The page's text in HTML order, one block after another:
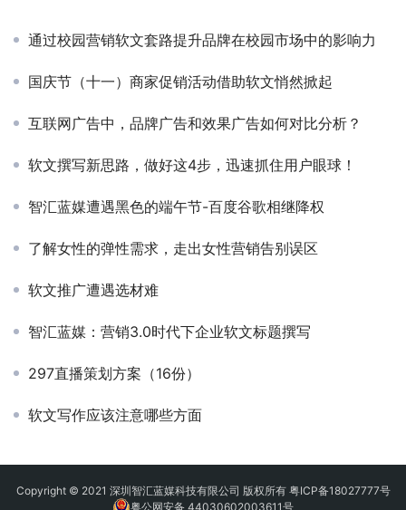
通过校园营销软文套路提升品牌在校园市场中的影响力
国庆节（十一）商家促销活动借助软文悄然掀起
互联网广告中，品牌广告和效果广告如何对比分析？
软文撰写新思路，做好这4步，迅速抓住用户眼球！
智汇蓝媒遭遇黑色的端午节-百度谷歌相继降权
了解女性的弹性需求，走出女性营销告别误区
软文推广遭遇选材难
智汇蓝媒：营销3.0时代下企业软文标题撰写
297直播策划方案（16份）
软文写作应该注意哪些方面
Copyright © 2021 深圳智汇蓝媒科技有限公司 版权所有 粤ICP备18027777号
粤公网安备 44030602003611号